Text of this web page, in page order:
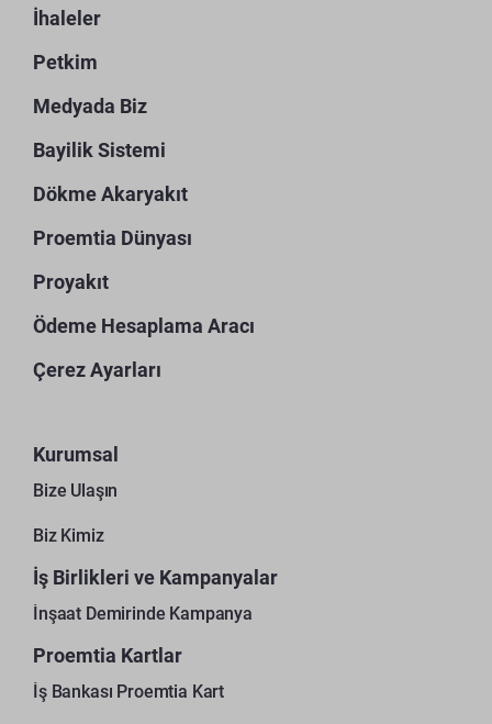
İhaleler
Petkim
Medyada Biz
Bayilik Sistemi
Dökme Akaryakıt
Proemtia Dünyası
Proyakıt
Ödeme Hesaplama Aracı
Çerez Ayarları
Kurumsal
Bize Ulaşın
Biz Kimiz
İş Birlikleri ve Kampanyalar
İnşaat Demirinde Kampanya
Proemtia Kartlar
İş Bankası Proemtia Kart